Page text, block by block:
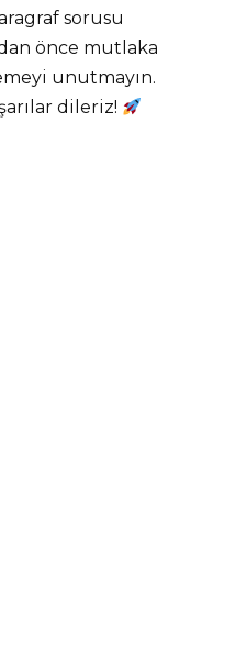
sorusu
önce mutlaka
unutmayın.
dileriz!